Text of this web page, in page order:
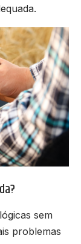
sem
problemas